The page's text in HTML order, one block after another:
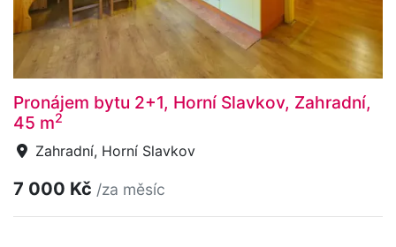
Pronájem bytu 2+1, Horní Slavkov, Zahradní,
45 m2
Zahradní, Horní Slavkov
7 000 Kč /za měsíc